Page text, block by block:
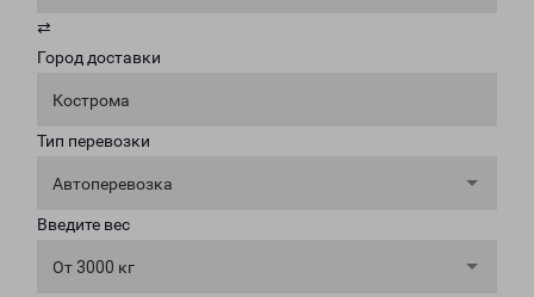
⇄
Город доставки
Кострома
Тип перевозки
Автоперевозка
Введите вес
От 3000 кг